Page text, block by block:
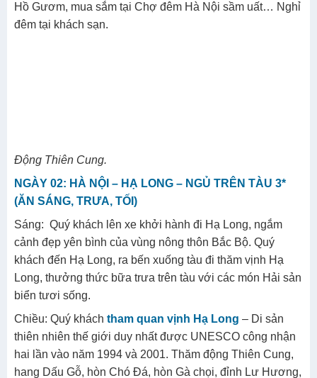
Hồ Gươm, mua sắm tại Chợ đêm Hà Nội sầm uất… Nghỉ
đêm tại khách sạn.
Động Thiên Cung.
NGÀY 02: HÀ NỘI – HẠ LONG – NGỦ TRÊN TÀU 3*
(ĂN SÁNG, TRƯA, TỐI)
Sáng: Quý khách lên xe khởi hành đi Hạ Long, ngắm
cảnh đẹp yên bình của vùng nông thôn Bắc Bộ. Quý
khách đến Hạ Long, ra bến xuống tàu đi thăm vịnh Hạ
Long, thưởng thức bữa trưa trên tàu với các món Hải sản
biển tươi sống.
Chiều: Quý khách tham quan vịnh Hạ Long – Di sản
thiên nhiên thế giới duy nhất được UNESCO công nhận
hai lần vào năm 1994 và 2001. Thăm động Thiên Cung,
hang Dấu Gỗ, hòn Chó Đá, hòn Gà chọi, đỉnh Lư Hương,